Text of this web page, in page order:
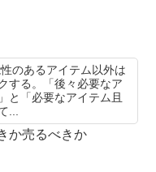
のあるアイテム以外は
する。「後々必要なア
と「必要なアイテム且
...
か売るべきか